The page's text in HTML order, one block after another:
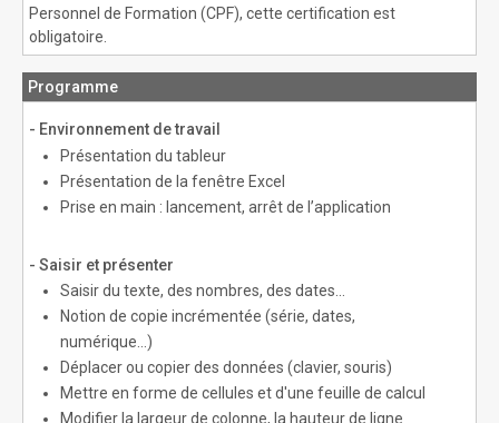
Personnel de Formation (CPF), cette certification est
obligatoire.
Programme
- Environnement de travail
Présentation du tableur
Présentation de la fenêtre Excel
Prise en main : lancement, arrêt de l’application
- Saisir et présenter
Saisir du texte, des nombres, des dates…
Notion de copie incrémentée (série, dates,
numérique…)
Déplacer ou copier des données (clavier, souris)
Mettre en forme de cellules et d'une feuille de calcul
Modifier la largeur de colonne, la hauteur de ligne